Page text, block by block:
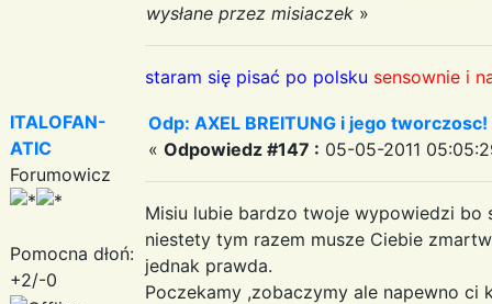
wysłane przez misiaczek »
staram się pisać po polsku sensownie i
ITALOFAN-
ATIC
Forumowicz
Pomocna dłoń:
+2/-0
Odp: AXEL BREITUNG i jego
« Odpowiedz #147 : 05-05-2011
Misiu lubie bardzo twoje wypowiedzi
niestety tym razem musze Ciebie
jednak prawda.
Poczekamy ,zobaczymy ale napewno